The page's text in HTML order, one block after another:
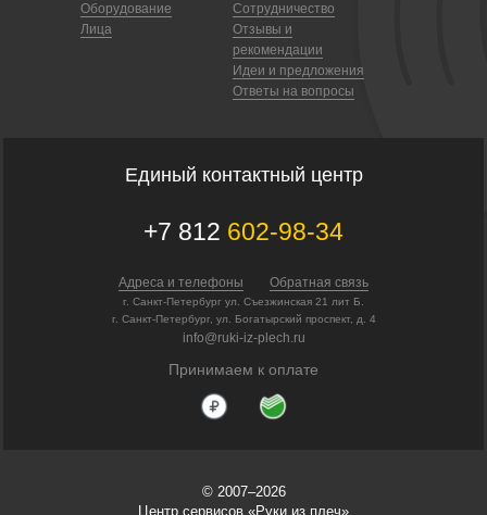
Оборудование
Лица
Сотрудничество
Отзывы и
рекомендации
Идеи и предложения
Ответы на вопросы
Единый контактный центр
+7 812 602-98-34
Адреса и телефоны Обратная связь
г. Санкт-Петербург ул. Съезжинская 21 лит Б.
г. Санкт-Петербург, ул. Богатырский проспект, д. 4
info@ruki-iz-plech.ru
Принимаем к оплате
© 2007–2026
Центр сервисов «Руки из плеч»